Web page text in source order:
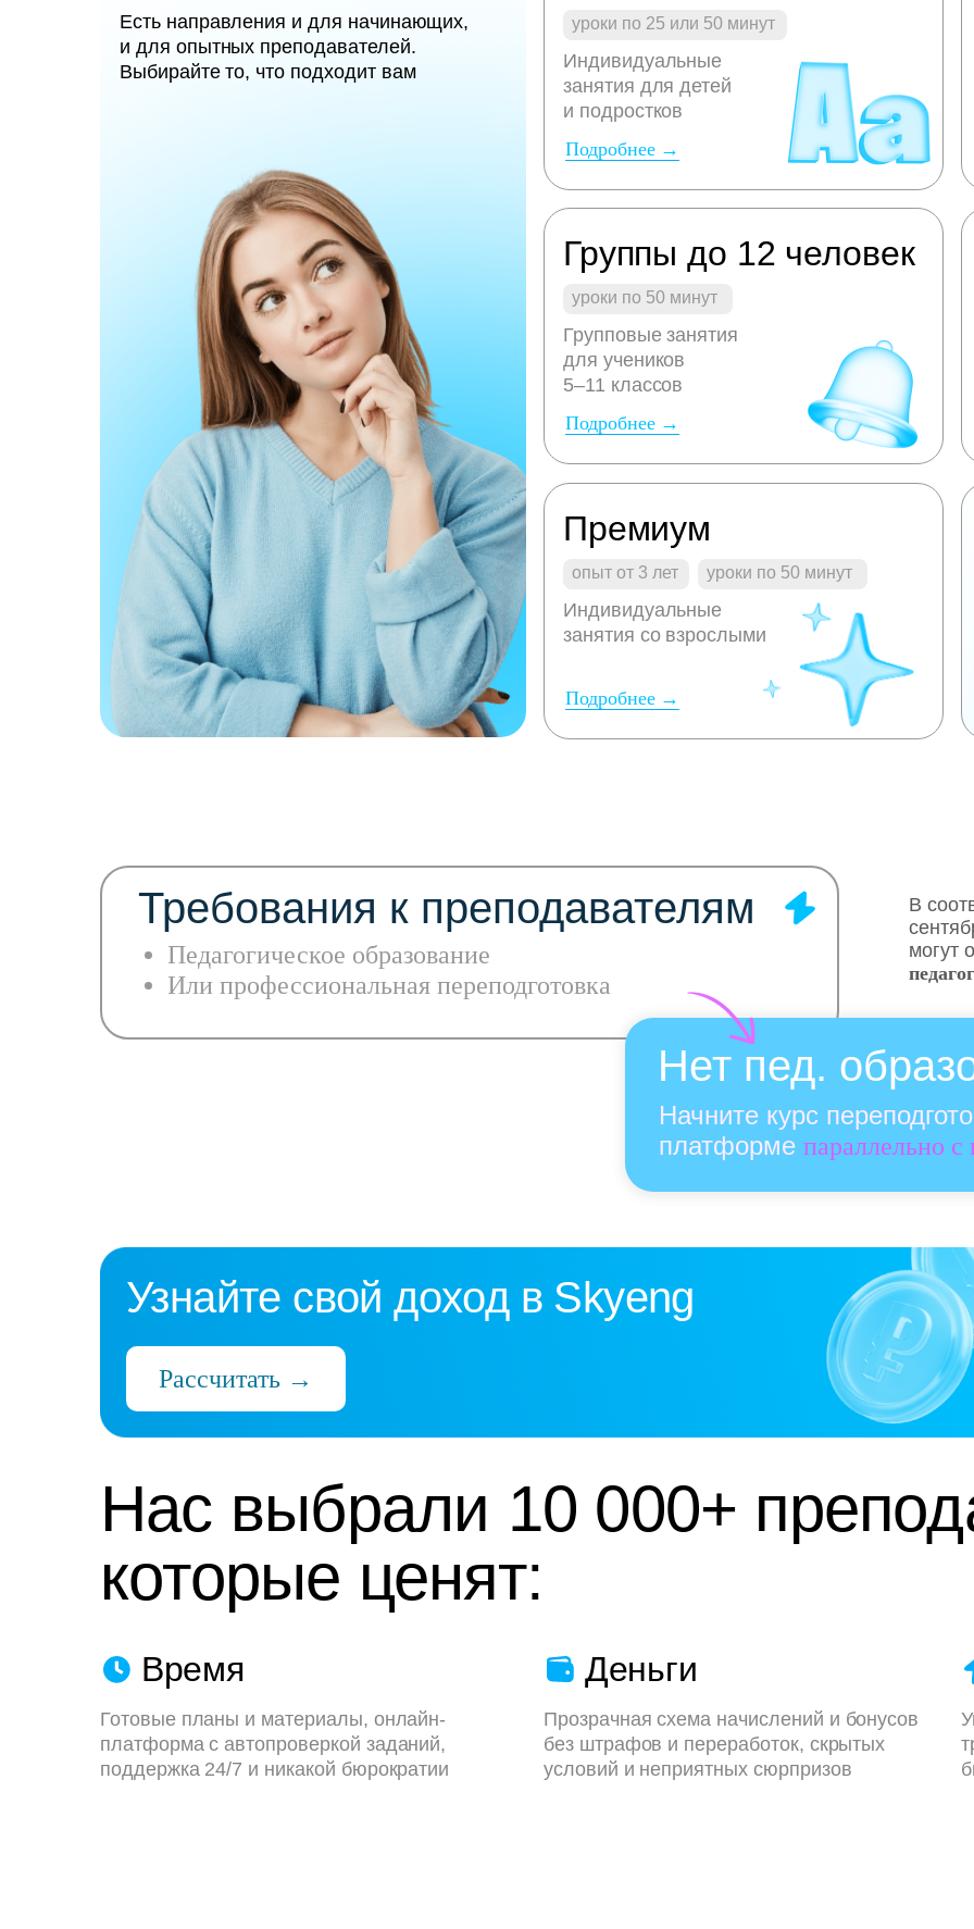
Есть направления и для начинающих,
и для опытных преподавателей.
Выбирайте то, что подходит вам
уроки по 25 или 50 минут
Индивидуальные
занятия для детей
и подростков
Подробнее →
Групповые занятия
для учеников
5–11 классов
уроки по 50 минут
Группы до 12 человек
Подробнее →
Премиум
опыт от 3 лет уроки по 50 минут
Индивидуальные
занятия со взрослыми
Подробнее →
Педагогическое образование
Или профессиональная переподготовка
В
могут
Начните курс
платформе параллельно с
Требования к преподавателям
Нет пед.
Узнайте свой доход в Skyeng
Рассчитать →
Нас выбрали 10 000+
которые ценят:
Время
Готовые планы и материалы, онлайн-
платформа с автопроверкой заданий,
поддержка 24/7 и никакой бюрократии
Деньги
Прозрачная схема начислений и бонусов
без штрафов и переработок, скрытых
условий и неприятных сюрпризов